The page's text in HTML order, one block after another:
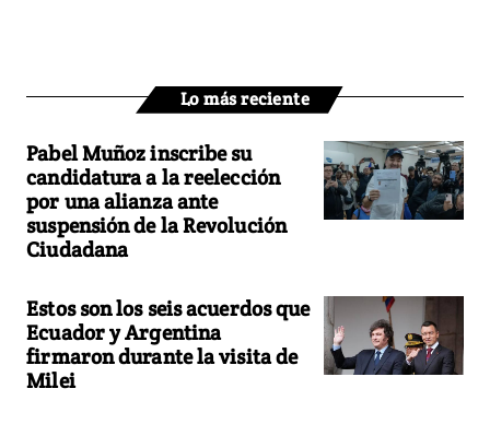
Lo más reciente
Pabel Muñoz inscribe su
candidatura a la reelección
por una alianza ante
suspensión de la Revolución
Ciudadana
Estos son los seis acuerdos que
Ecuador y Argentina
firmaron durante la visita de
Milei